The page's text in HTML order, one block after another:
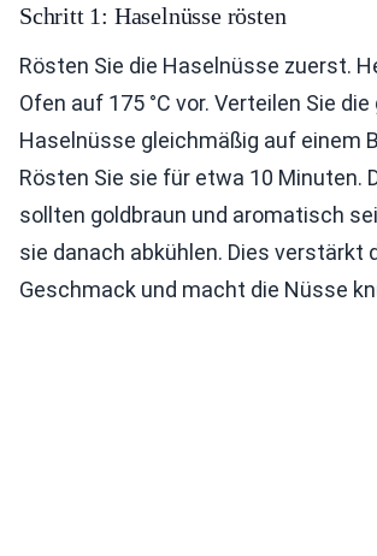
Schritt 1: Haselnüsse rösten
Rösten Sie die Haselnüsse zuerst.
Ofen auf 175 °C vor. Verteilen Sie
Haselnüsse gleichmäßig auf einem
Rösten Sie sie für etwa 10 Minuten.
sollten goldbraun und aromatisch
sie danach abkühlen. Dies verstärkt
Geschmack und macht die Nüsse